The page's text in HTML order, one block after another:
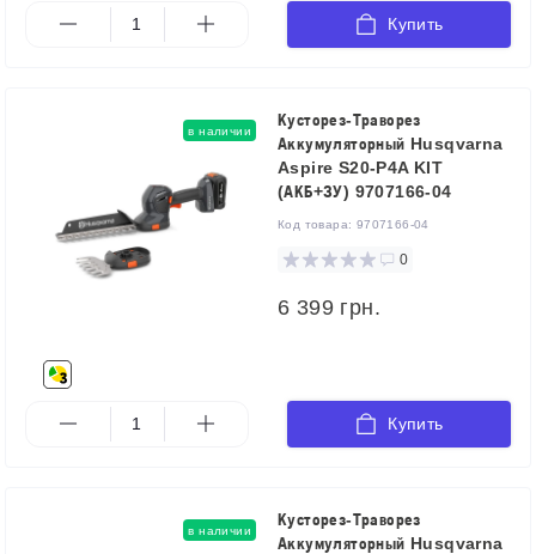
Купить
в наличии
Кусторез-Траворез
Аккумуляторный Husqvarna
Aspire S20-P4A KIT
(АКБ+ЗУ) 9707166-04
Код товара: 9707166-04
0
6 399 грн.
Купить
в наличии
Кусторез-Траворез
Аккумуляторный Husqvarna